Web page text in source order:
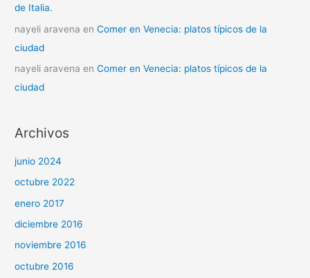
de Italia.
nayeli aravena enComer en Venecia: platos típicos de la
ciudad
nayeli aravena enComer en Venecia: platos típicos de la
ciudad
Archivos
junio 2024
octubre 2022
enero 2017
diciembre 2016
noviembre 2016
octubre 2016